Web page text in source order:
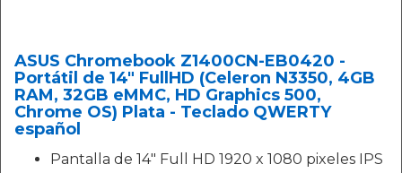
ASUS Chromebook Z1400CN-EB0420 -
Portátil de 14" FullHD (Celeron N3350, 4GB
RAM, 32GB eMMC, HD Graphics 500,
Chrome OS) Plata - Teclado QWERTY
español
Pantalla de 14" Full HD 1920 x 1080 pixeles IPS